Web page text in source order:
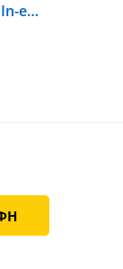
Jabra Elite 3 Wireless In-ear Bluetooth Handsfree Navy 5707055052774